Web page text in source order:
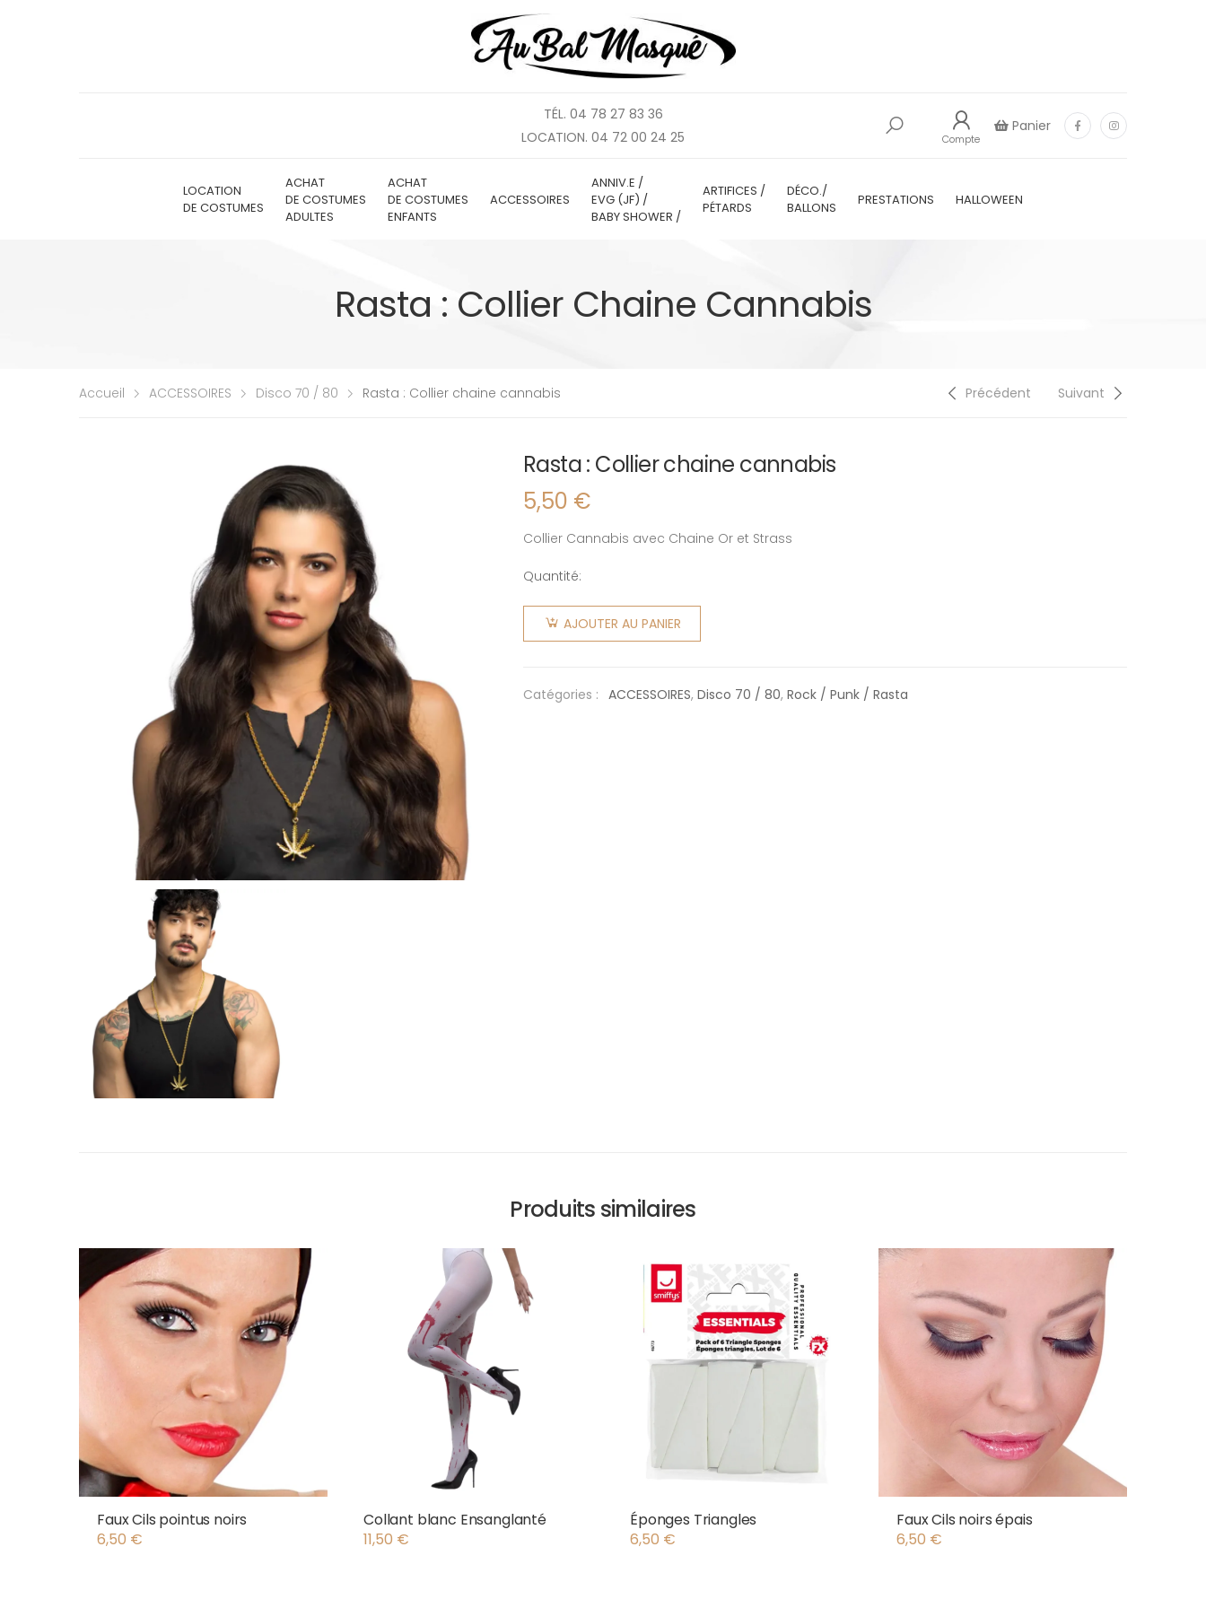
TÉL. 04 78 27 83 36
LOCATION. 04 72 00 24 25
Compte
Panier
LOCATION
DE COSTUMES
ACHAT
DE COSTUMES
ADULTES
ACHAT
DE COSTUMES
ENFANTS
ACCESSOIRES
ANNIV.E /
EVG (JF) /
BABY SHOWER /
ARTIFICES /
PÉTARDS
DÉCO./
BALLONS
PRESTATIONS HALLOWEEN
Rasta : Collier Chaine Cannabis
Accueil ACCESSOIRES Disco 70 / 80 Rasta : Collier chaine cannabis Précédent Suivant
Rasta : Collier chaine cannabis
5,50 €
Collier Cannabis avec Chaine Or et Strass
Quantité:
quantité
de Rasta
: Collier
AJOUTER AU PANIER
Catégories : ACCESSOIRES, Disco 70 / 80, Rock / Punk / Rasta
Produits similaires
Faux Cils pointus noirs
6,50 €
Collant blanc Ensanglanté
11,50 €
Éponges Triangles
6,50 €
Faux Cils noirs épais
6,50 €